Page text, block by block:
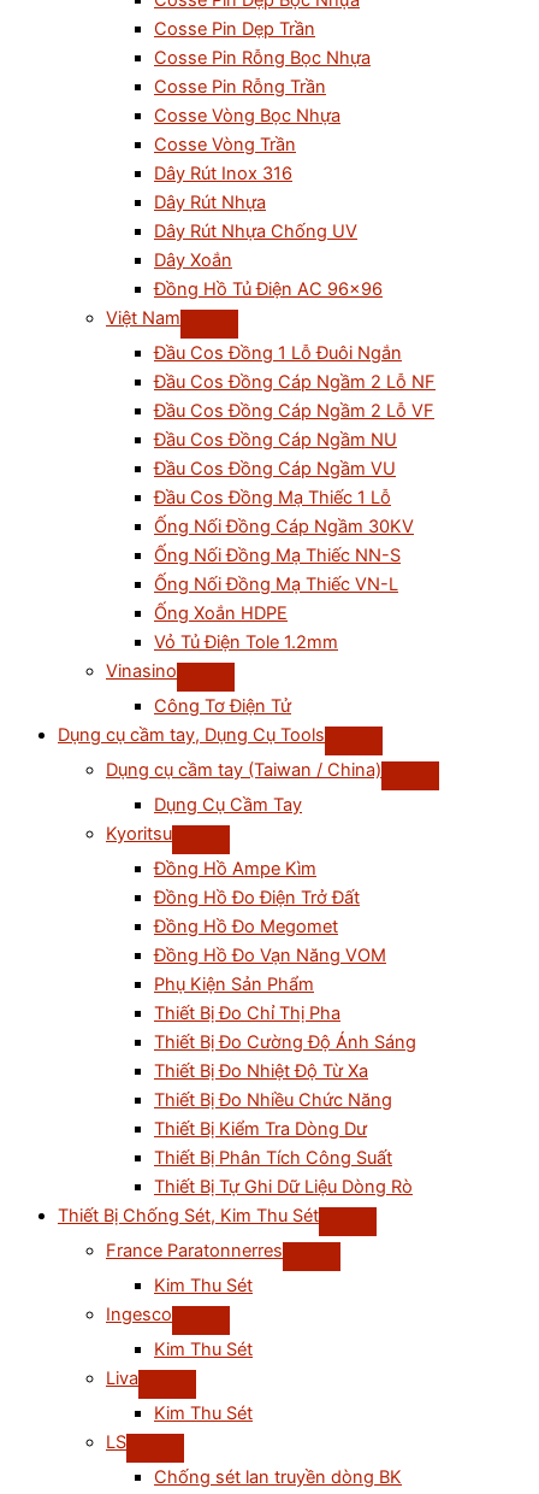
Cosse Pin Dẹp Trần
Cosse Pin Rỗng Bọc Nhựa
Cosse Pin Rỗng Trần
Cosse Vòng Bọc Nhựa
Cosse Vòng Trần
Dây Rút Inox 316
Dây Rút Nhựa
Dây Rút Nhựa Chống UV
Dây Xoắn
Đồng Hồ Tủ Điện AC 96×96
Việt Nam
Đầu Cos Đồng 1 Lỗ Đuôi Ngắn
Đầu Cos Đồng Cáp Ngầm 2 Lỗ NF
Đầu Cos Đồng Cáp Ngầm 2 Lỗ VF
Đầu Cos Đồng Cáp Ngầm NU
Đầu Cos Đồng Cáp Ngầm VU
Đầu Cos Đồng Mạ Thiếc 1 Lỗ
Ống Nối Đồng Cáp Ngầm 30KV
Ống Nối Đồng Mạ Thiếc NN-S
Ống Nối Đồng Mạ Thiếc VN-L
Ống Xoắn HDPE
Vỏ Tủ Điện Tole 1.2mm
Vinasino
Công Tơ Điện Tử
Dụng cụ cầm tay, Dụng Cụ Tools
Dụng cụ cầm tay (Taiwan / China)
Dụng Cụ Cầm Tay
Kyoritsu
Đồng Hồ Ampe Kìm
Đồng Hồ Đo Điện Trở Đất
Đồng Hồ Đo Megomet
Đồng Hồ Đo Vạn Năng VOM
Phụ Kiện Sản Phẩm
Thiết Bị Đo Chỉ Thị Pha
Thiết Bị Đo Cường Độ Ánh Sáng
Thiết Bị Đo Nhiệt Độ Từ Xa
Thiết Bị Đo Nhiều Chức Năng
Thiết Bị Kiểm Tra Dòng Dư
Thiết Bị Phân Tích Công Suất
Thiết Bị Tự Ghi Dữ Liệu Dòng Rò
Thiết Bị Chống Sét, Kim Thu Sét
France Paratonnerres
Kim Thu Sét
Ingesco
Kim Thu Sét
Liva
Kim Thu Sét
LS
Chống sét lan truyền dòng BK